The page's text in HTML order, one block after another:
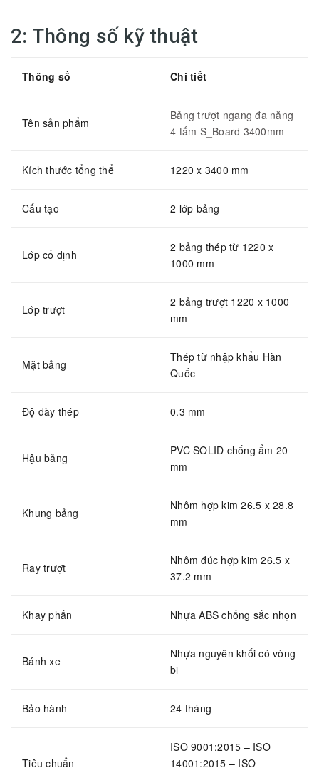
2: Thông số kỹ thuật
Thông số Chi tiết
Tên sản phẩm
Bảng trượt ngang đa năng
4 tấm S_Board 3400mm
Kích thước tổng thể 1220 x 3400 mm
Cấu tạo 2 lớp bảng
Lớp cố định
2 bảng thép từ 1220 x
1000 mm
Lớp trượt
2 bảng trượt 1220 x 1000
mm
Mặt bảng
Thép từ nhập khẩu Hàn
Quốc
Độ dày thép 0.3 mm
Hậu bảng
PVC SOLID chống ẩm 20
mm
Khung bảng
Nhôm hợp kim 26.5 x 28.8
mm
Ray trượt
Nhôm đúc hợp kim 26.5 x
37.2 mm
Khay phấn Nhựa ABS chống sắc nhọn
Bánh xe
Nhựa nguyên khối có vòng
bi
Bảo hành 24 tháng
Tiêu chuẩn
ISO 9001:2015 – ISO
14001:2015 – ISO